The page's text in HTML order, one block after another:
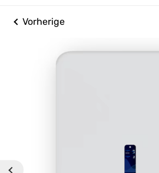
Vorherige